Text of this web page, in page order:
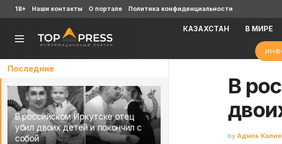
Последние
В российском Иркутске отец
убил двоих детей и покончил с
собой
18+ Наши контакты О портале Политика конфиденциальности
КАЗАХСТАН В МИРЕ
В
by Адиль